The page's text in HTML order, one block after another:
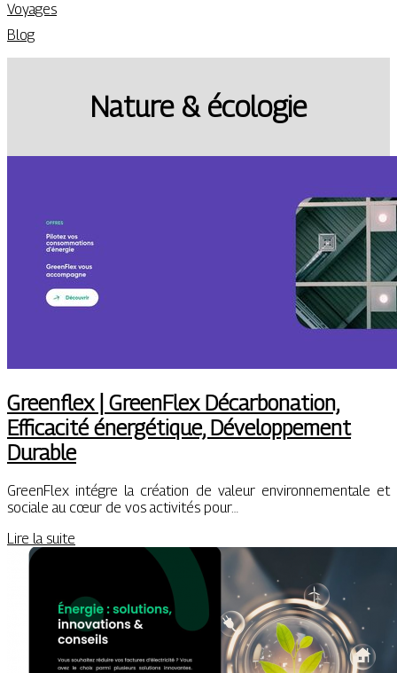
Voyages
Blog
Nature & écologie
Greenflex | GreenFlex Décar­bona­tion,
Efficacité énergétique, Dévelop­pe­ment
Durable
GreenFlex intégre la création de valeur environnementale et
sociale au cœur de vos activités pour…
Lire la suite